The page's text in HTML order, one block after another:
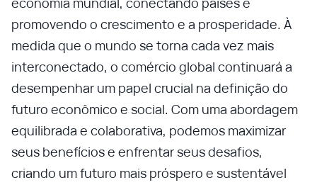
promovendo o crescimento e a prosperidade. À
medida que o mundo se torna cada vez mais
interconectado, o comércio global continuará a
desempenhar um papel crucial na definição do
futuro econômico e social. Com uma abordagem
equilibrada e colaborativa, podemos maximizar
seus benefícios e enfrentar seus desafios,
criando um futuro mais próspero e sustentável